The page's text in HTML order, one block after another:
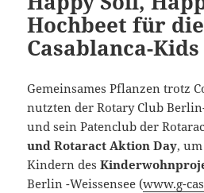
Hochbeet für die
Casablanca-Kids
Gemeinsames Pflanzen trotz
nutzten der Rotary Club
und sein Patenclub der
und Rotaract Aktion Day,
Kindern des
Berlin -Weissensee (www.g-